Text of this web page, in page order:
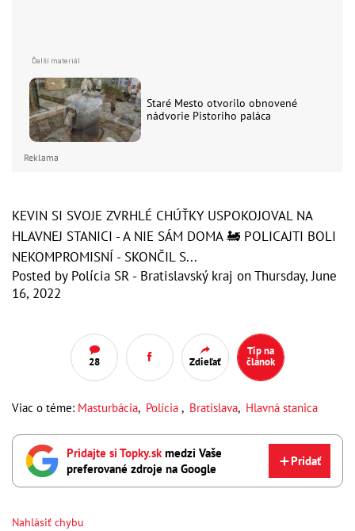
Staré Mesto otvorilo obnovené
nádvorie Pistoriho paláca
Reklama
KEVIN SI SVOJE ZVRHLÉ CHÚŤKY USPOKOJOVAL NA
HLAVNEJ STANICI - A NIE SÁM DOMA 🚂 POLICAJTI BOLI
NEKOMPROMISNÍ - SKONČIL S...
Posted by Polícia SR - Bratislavský kraj onThursday, June
16, 2022
28 Zdieľať
Tip na
článok
Viac o téme: Masturbácia, Polícia , Bratislava, Hlavná stanica
Pridajte si Topky.sk medzi Vaše
preferované zdroje na Google
Pridať
Nahlásiť chybu